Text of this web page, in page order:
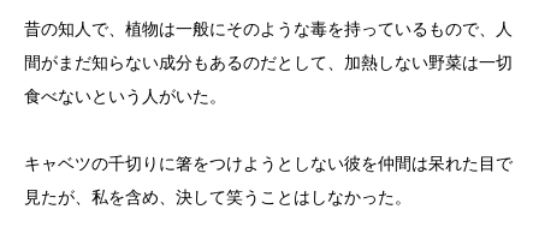
昔の知人で、植物は一般にそのような毒を持っているもので、人
間がまだ知らない成分もあるのだとして、加熱しない野菜は一切
食べないという人がいた。
キャベツの千切りに箸をつけようとしない彼を仲間は呆れた目で
見たが、私を含め、決して笑うことはしなかった。